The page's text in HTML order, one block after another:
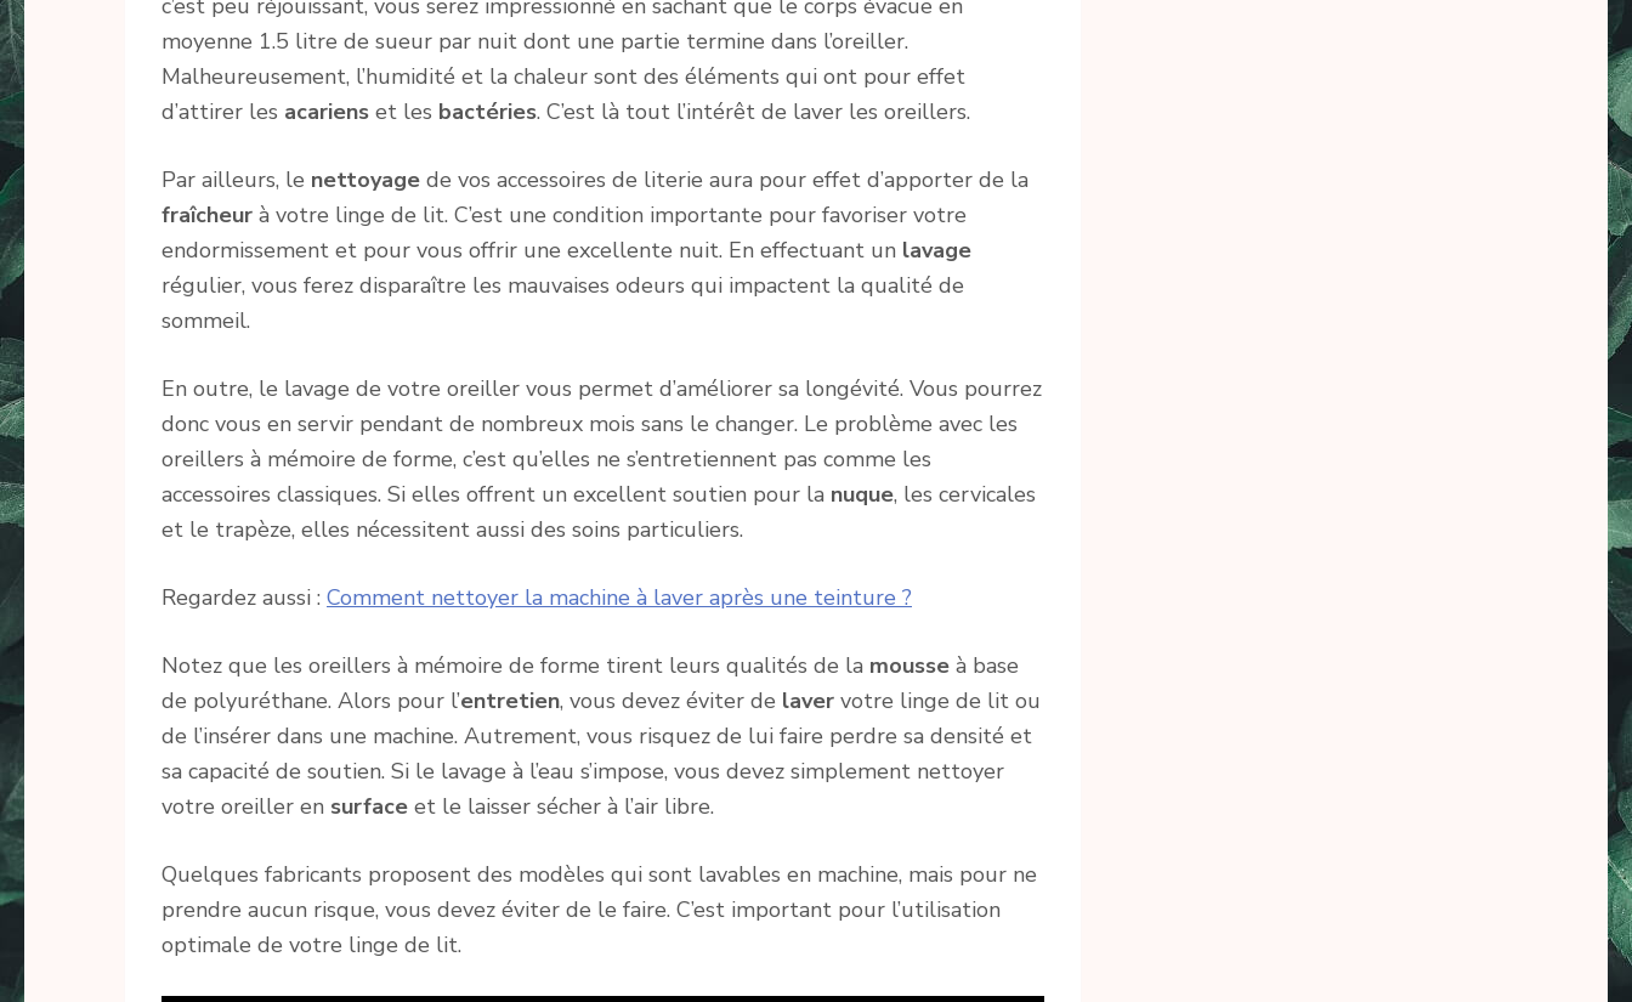
moyenne 1.5 litre de sueur par nuit dont une partie termine dans l’oreiller.
Malheureusement, l’humidité et la chaleur sont des éléments qui ont pour effet
d’attirer les acariens et les bactéries. C’est là tout l’intérêt de laver les oreillers.
Par ailleurs, le nettoyage de vos accessoires de literie aura pour effet d’apporter de la
fraîcheur à votre linge de lit. C’est une condition importante pour favoriser votre
endormissement et pour vous offrir une excellente nuit. En effectuant un lavage
régulier, vous ferez disparaître les mauvaises odeurs qui impactent la qualité de
sommeil.
En outre, le lavage de votre oreiller vous permet d’améliorer sa longévité. Vous pourrez
donc vous en servir pendant de nombreux mois sans le changer. Le problème avec les
oreillers à mémoire de forme, c’est qu’elles ne s’entretiennent pas comme les
accessoires classiques. Si elles offrent un excellent soutien pour la nuque, les cervicales
et le trapèze, elles nécessitent aussi des soins particuliers.
Regardez aussi : Comment nettoyer la machine à laver après une teinture ?
Notez que les oreillers à mémoire de forme tirent leurs qualités de la mousse à base
de polyuréthane. Alors pour l’entretien, vous devez éviter de laver votre linge de lit ou
de l’insérer dans une machine. Autrement, vous risquez de lui faire perdre sa densité et
sa capacité de soutien. Si le lavage à l’eau s’impose, vous devez simplement nettoyer
votre oreiller en surface et le laisser sécher à l’air libre.
Quelques fabricants proposent des modèles qui sont lavables en machine, mais pour ne
prendre aucun risque, vous devez éviter de le faire. C’est important pour l’utilisation
optimale de votre linge de lit.